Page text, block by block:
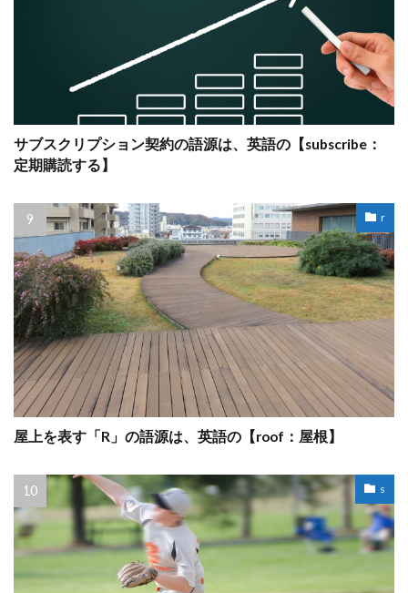
サブスクリプション契約の語源は、英語の【subscribe：
定期購読する】
r
屋上を表す「R」の語源は、英語の【roof：屋根】
s